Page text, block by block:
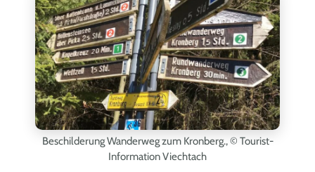
Beschilderung Wanderweg zum Kronberg.,© Tourist-
Information Viechtach